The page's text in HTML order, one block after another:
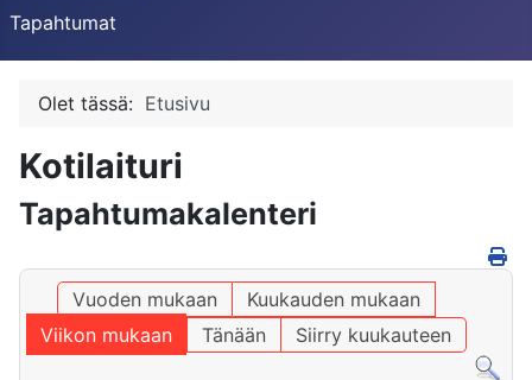
Tapahtumat
Olet tässä: Etusivu
Kotilaituri
Tapahtumakalenteri
Vuoden mukaan
Kuukauden mukaan
Viikon mukaan
Tänään Siirry kuukauteen